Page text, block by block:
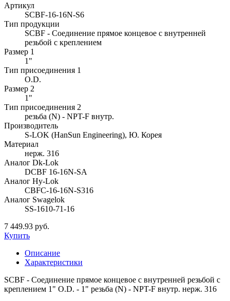
Артикул
SCBF-16-16N-S6
Тип продукции
SCBF - Соединение прямое концевое с внутренней
резьбой с креплением
Размер 1
1"
Тип присоединения 1
O.D.
Размер 2
1"
Тип присоединения 2
резьба (N) - NPT-F внутр.
Производитель
S-LOK (HanSun Engineering), Ю. Корея
Материал
нерж. 316
Аналог Dk-Lok
DCBF 16-16N-SA
Аналог Hy-Lok
CBFC-16-16N-S316
Аналог Swagelok
SS-1610-71-16
7 449.93 руб.
Купить
Описание
Характеристики
SCBF - Соединение прямое концевое с внутренней резьбой с
креплением 1" O.D. - 1" резьба (N) - NPT-F внутр. нерж. 316